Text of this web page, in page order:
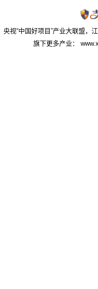
央视“中国好项目”产业大联盟，
旗下更多产业：